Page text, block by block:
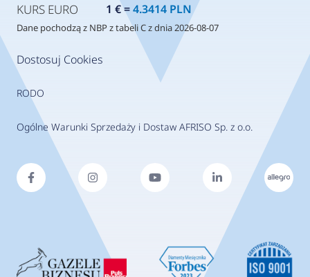
Dostosuj Cookies
RODO
Ogólne Warunki Sprzedaży i Dostaw AFRISO Sp. z o.o.
KURS EURO 1 € =4.3414 PLN
Dane pochodzą z NBP z tabeli C z dnia 2026-08-07